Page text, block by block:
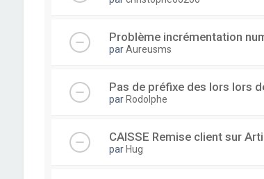
Problème incrémentation
parAureusms
Pas de préfixe des lors lors
par Rodolphe
CAISSE Remise client sur
par Hug